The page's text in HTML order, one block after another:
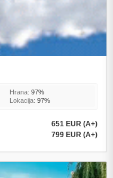
Hrana: 97%
Lokacija: 97%
651 EUR (A+)
799 EUR (A+)